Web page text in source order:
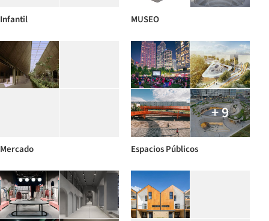
Infantil MUSEO
Mercado
+ 9
Espacios Públicos